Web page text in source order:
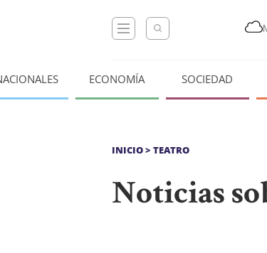
ECONOMÍA SOCIEDAD
INICIO> TEATRO
Noticias